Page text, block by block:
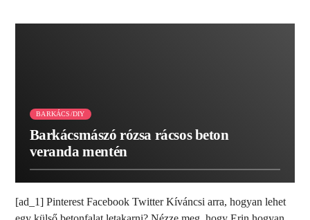
BARKÁCS/DIY
Barkácsmászó rózsa rácsos beton
veranda mentén
[ad_1] Pinterest Facebook Twitter Kíváncsi arra, hogyan lehet